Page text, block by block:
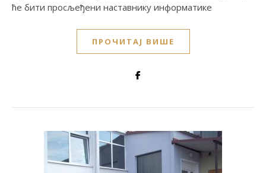
ће бити просљеђени наставнику информатике
ПРОЧИТАЈ ВИШЕ